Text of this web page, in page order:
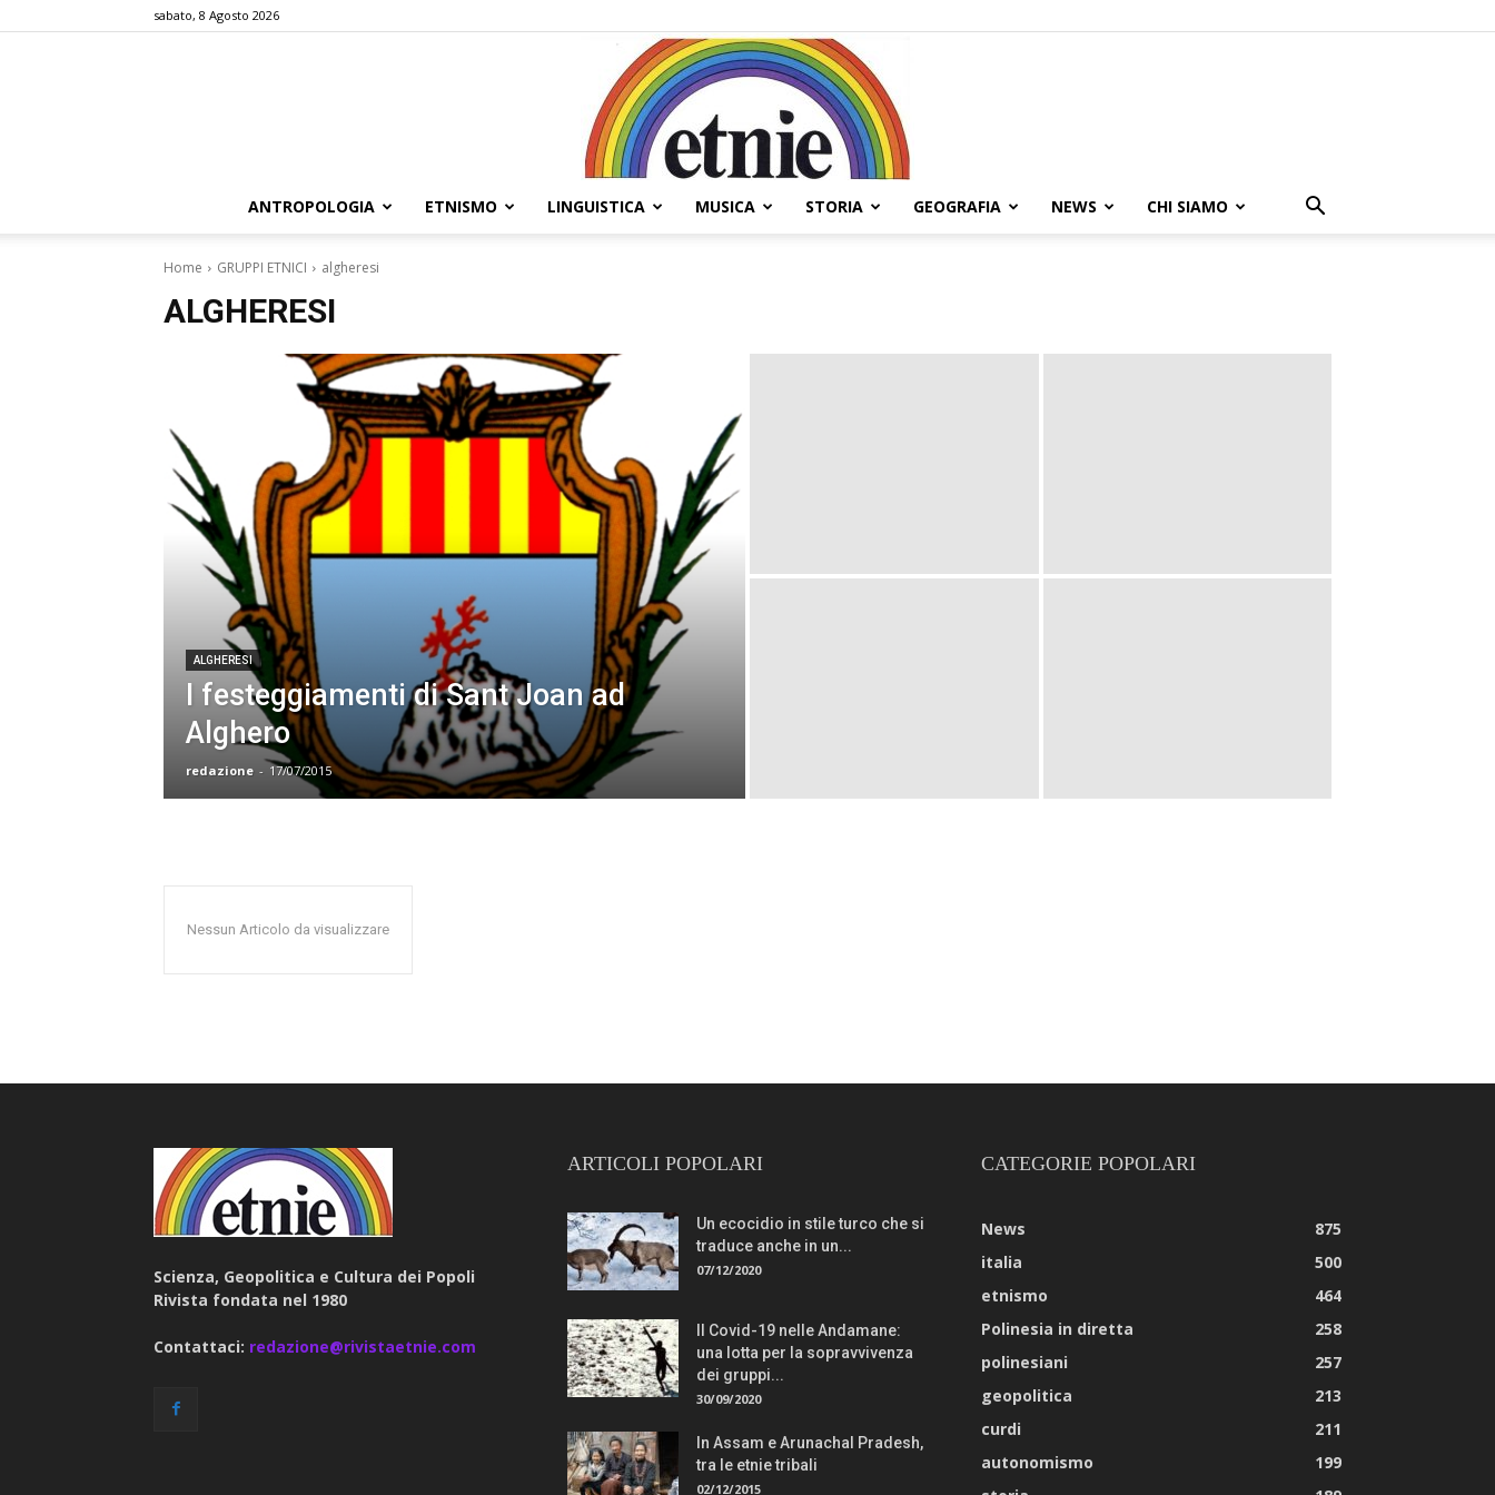
sabato, 8 Agosto 2026
ANTROPOLOGIA ETNISMO LINGUISTICA MUSICA STORIA GEOGRAFIA NEWS CHI SIAMO
Home GRUPPI ETNICI algheresi
ALGHERESI
ALGHERESI
I festeggiamenti di Sant Joan ad
Alghero
redazione - 17/07/2015
Nessun Articolo da visualizzare
Scienza, Geopolitica e Cultura dei Popoli
Rivista fondata nel 1980
Contattaci: redazione@rivistaetnie.com
ARTICOLI POPOLARI
Un ecocidio in stile turco che si
traduce anche in un...
07/12/2020
Il Covid-19 nelle Andamane:
una lotta per la sopravvivenza
dei gruppi...
30/09/2020
In Assam e Arunachal Pradesh,
tra le etnie tribali
02/12/2015
CATEGORIE POPOLARI
News
875
italia
500
etnismo
464
Polinesia in diretta
258
polinesiani
257
geopolitica
213
curdi
211
autonomismo
199